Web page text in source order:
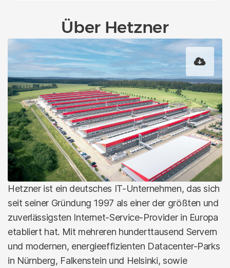
Über Hetzner
Hetzner ist ein deutsches IT-Unternehmen, das sich
seit seiner Gründung 1997 als einer der größten und
zuverlässigsten Internet-Service-Provider in Europa
etabliert hat. Mit mehreren hunderttausend Servern
und modernen, energieeffizienten Datacenter-Parks
in Nürnberg, Falkenstein und Helsinki, sowie